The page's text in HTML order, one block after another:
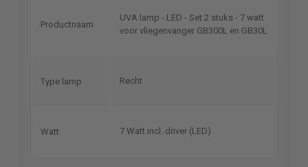
Productnaam
UVA lamp - LED - Set 2 stuks - 7 watt
voor vliegenvanger GB300L en GB30L
Type lamp Recht
Watt 7 Watt incl. driver (LED)